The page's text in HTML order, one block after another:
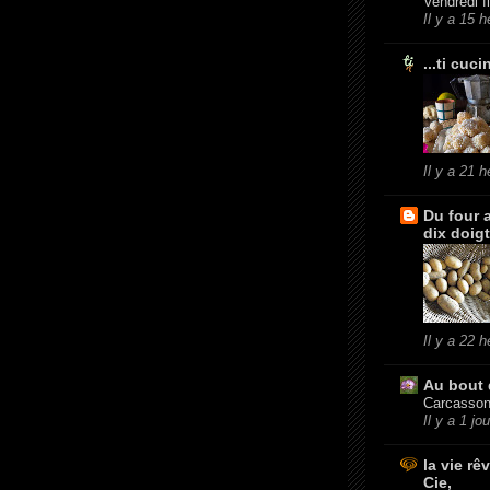
Il y a 15
...ti
Il y a 21
Du four
dix
Il y a 22
Au bout
Il y a 1
la vie
Cie,